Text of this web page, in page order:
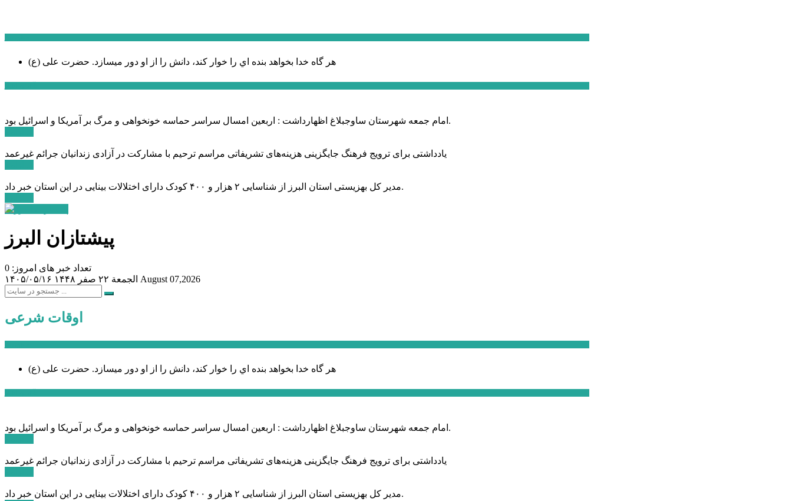
هر گاه خدا بخواهد بنده اي را خوار كند، دانش را از او دور میسازد. حضرت علی (ع)
امام جمعه شهرستان ساوجبلاغ اظهارداشت : اربعین امسال سراسر حماسه خونخواهی و مرگ بر آمریکا و اسرائیل بود.
یادداشتی برای ترویج فرهنگ جایگزینی هزینه‌های تشریفاتی مراسم ترحیم با مشارکت در آزادی زندانیان جرائم غیرعمد
مدیر کل بهزیستی استان البرز از شناسایی ۲ هزار و ۴۰۰ کودک دارای اختلالات بینایی در این استان خبر داد.
پیشتازان البرز
تعداد خبر های امروز: 0
۱۴۰۵/۰۵/۱۶
الجمعة ۲۲ صفر ۱۴۴۸ August 07,2026
اوقات شرعی
هر گاه خدا بخواهد بنده اي را خوار كند، دانش را از او دور میسازد. حضرت علی (ع)
امام جمعه شهرستان ساوجبلاغ اظهارداشت : اربعین امسال سراسر حماسه خونخواهی و مرگ بر آمریکا و اسرائیل بود.
یادداشتی برای ترویج فرهنگ جایگزینی هزینه‌های تشریفاتی مراسم ترحیم با مشارکت در آزادی زندانیان جرائم غیرعمد
مدیر کل بهزیستی استان البرز از شناسایی ۲ هزار و ۴۰۰ کودک دارای اختلالات بینایی در این استان خبر داد.